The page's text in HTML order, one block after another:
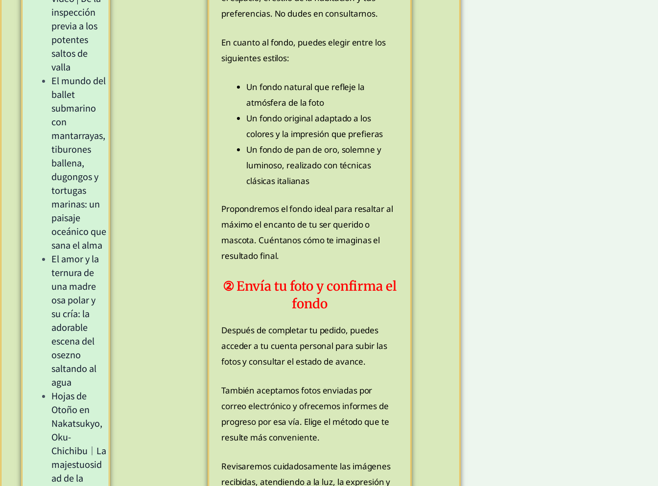
inspección
previa a los
potentes
saltos de
valla
El mundo del
ballet
submarino
con
mantarrayas,
tiburones
ballena,
dugongos y
tortugas
marinas: un
paisaje
oceánico que
sana el alma
El amor y la
ternura de
una madre
osa polar y
su cría: la
adorable
escena del
osezno
saltando al
agua
Hojas de
Otoño en
Nakatsukyo,
Oku-
Chichibu｜La
majestuosid
ad de la
preferencias. No dudes en consultarnos.
En cuanto al fondo, puedes elegir entre los
siguientes estilos:
Un fondo natural que refleje la
atmósfera de la foto
Un fondo original adaptado a los
colores y la impresión que prefieras
Un fondo de pan de oro, solemne y
luminoso, realizado con técnicas
clásicas italianas
Propondremos el fondo ideal para resaltar al
máximo el encanto de tu ser querido o
mascota. Cuéntanos cómo te imaginas el
resultado final.
② Envía tu foto y confirma el
fondo
Después de completar tu pedido, puedes
acceder a tu cuenta personal para subir las
fotos y consultar el estado de avance.
También aceptamos fotos enviadas por
correo electrónico y ofrecemos informes de
progreso por esa vía. Elige el método que te
resulte más conveniente.
Revisaremos cuidadosamente las imágenes
recibidas, atendiendo a la luz, la expresión y